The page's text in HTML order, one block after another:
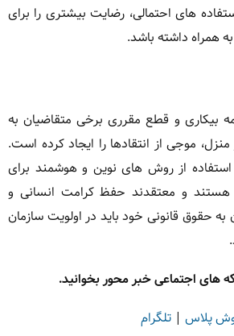
های احتمالی، رضایت بیشتری را برای
همراه داشته باشد.
بیکاری و قطع مقرری برخی متقاضیان به
موجی از انتقادها را ایجاد کرده است.
استفاده از روش های نوین و هوشمند برای
هستند و معتقدند حفظ کرامت انسانی و
حقوق قانونی خود باید در اولویت سازمان
های اجتماعی خبر محور بخوانید.
پلاس | تلگرام